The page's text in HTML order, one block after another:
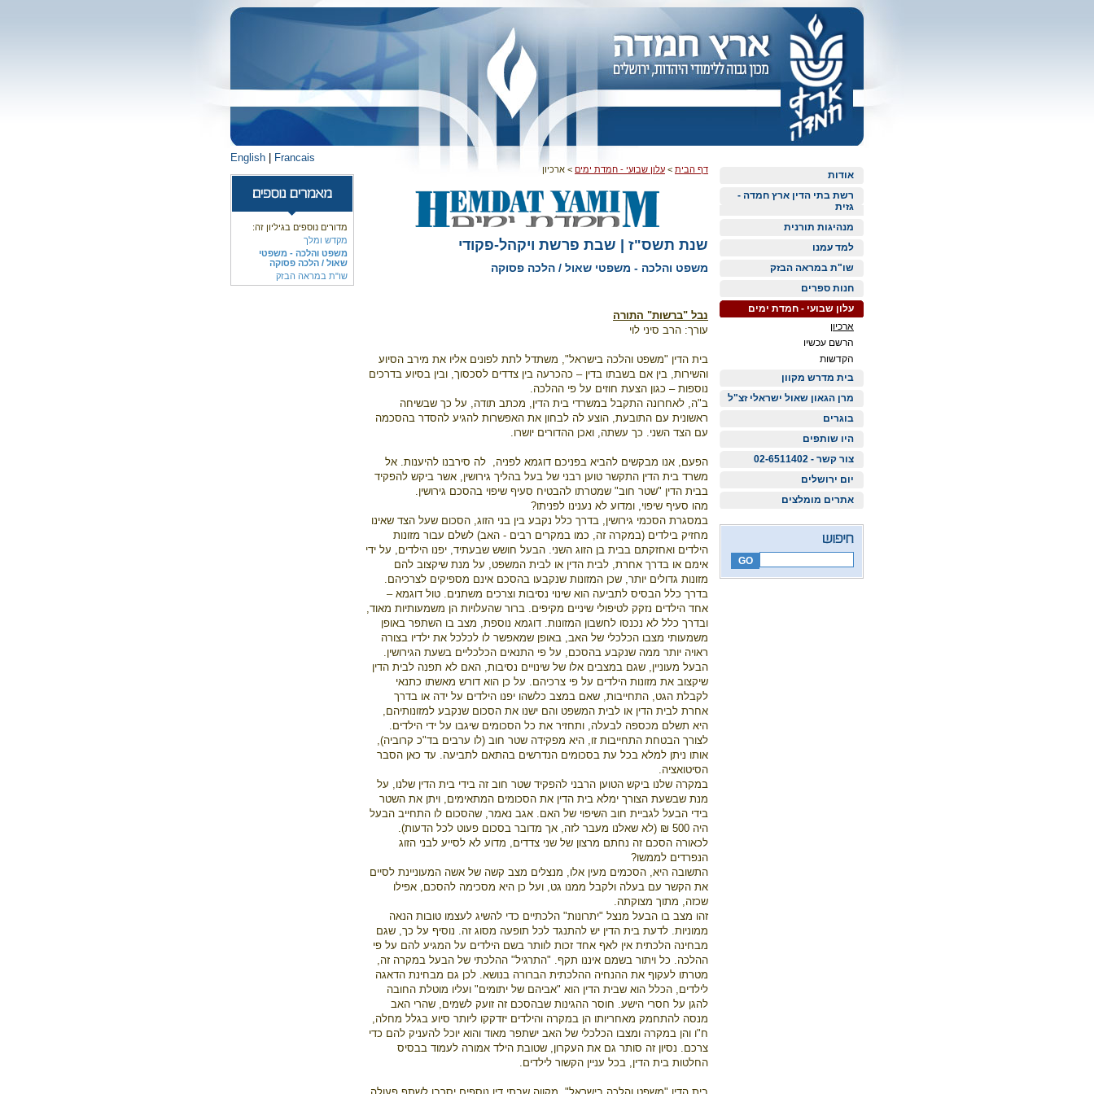
English Francais
אודות
רשת בתי הדין ארץ חמדה -
גזית
מנהיגות תורנית
למד עמנו
שו"ת במראה הבזק
חנות ספרים
עלון שבועי - חמדת ימים
ארכיון
הרשם עכשיו
הקדשות
בית מדרש מקוון
מרן הגאון שאול ישראלי זצ"ל
בוגרים
היו שותפים
צור קשר - 02-6511402
יום ירושלים
אתרים מומלצים
דף הבית > עלון שבועי - חמדת ימים > ארכיון
שנת תשס"ז | שבת פרשת ויקהל-פקודי
משפט והלכה - משפטי שאול / הלכה פסוקה
נבל "ברשות" התורה
עורך: הרב סיני לוי
בית הדין "משפט והלכה בישראל", משתדל לתת לפונים אליו את מירב הסיוע
והשירות, בין אם בשבתו בדין – כהכרעה בין צדדים לסכסוך, ובין בסיוע בדרכים
נוספות – כגון הצעת חוזים על פי ההלכה.
ב"ה, לאחרונה התקבל במשרדי בית הדין, מכתב תודה, על כך שבשיחה
ראשונית עם התובעת, הוצע לה לבחון את האפשרות להגיע להסדר בהסכמה
עם הצד השני. כך עשתה, ואכן ההדורים יושרו.
הפעם, אנו מבקשים להביא בפניכם דוגמא לפניה, לה סירבנו להיענות. אל
משרד בית הדין התקשר טוען רבני של בעל בהליך גירושין, אשר ביקש להפקיד
בבית הדין "שטר חוב" שמטרתו להבטיח סעיף שיפוי בהסכם גירושין.
מהו סעיף שיפוי, ומדוע לא נענינו לפניתו?
במסגרת הסכמי גירושין, בדרך כלל נקבע בין בני הזוג, הסכום שעל הצד שאינו
מחזיק בילדים (במקרה זה, כמו במקרים רבים - האב) לשלם עבור מזונות
הילדים ואחזקתם בבית בן הזוג השני. הבעל חושש שבעתיד, יפנו הילדים, על ידי
אימם או בדרך אחרת, לבית הדין או לבית המשפט, על מנת שיקצוב להם
מזונות גדולים יותר, שכן המזונות שנקבעו בהסכם אינם מספיקים לצרכיהם.
בדרך כלל הבסיס לתביעה הוא שינוי נסיבות וצרכים משתנים. טול דוגמא –
אחד הילדים נזקק לטיפולי שיניים מקיפים. ברור שהעלויות הן משמעותיות מאוד,
ובדרך כלל לא נכנסו לחשבון המזונות. דוגמא נוספת, מצב בו השתפר באופן
משמעותי מצבו הכלכלי של האב, באופן שמאפשר לו לכלכל את ילדיו בצורה
ראויה יותר ממה שנקבע בהסכם, על פי התנאים הכלכליים בשעת הגירושין.
הבעל מעוניין, שגם במצבים אלו של שינויים נסיבות, האם לא תפנה לבית הדין
שיקצוב את מזונות הילדים על פי צרכיהם. על כן הוא דורש מאשתו כתנאי
לקבלת הגט, התחייבות, שאם במצב כלשהו יפנו הילדים על ידה או בדרך
אחרת לבית הדין או לבית המשפט והם ישנו את הסכום שנקבע למזונותיהם,
היא תשלם מכספה לבעלה, ותחזיר את כל הסכומים שיגבו על ידי הילדים.
לצורך הבטחת התחייבות זו, היא מפקידה שטר חוב (לו ערבים בד"כ קרוביה),
אותו ניתן למלא בכל עת בסכומים הנדרשים בהתאם לתביעה. עד כאן הסבר
הסיטואציה.
במקרה שלנו ביקש הטוען הרבני להפקיד שטר חוב זה בידי בית הדין שלנו, על
מנת שבשעת הצורך ימלא בית הדין את הסכומים המתאימים, ויתן את השטר
בידי הבעל לגביית חוב השיפוי של האם. אגב נאמר, שהסכום לו התחייב הבעל
היה 500 ₪ (לא שאלנו מעבר לזה, אך מדובר בסכום פעוט לכל הדעות).
לכאורה הסכם זה נחתם מרצון של שני צדדים, מדוע לא לסייע לבני הזוג
הנפרדים לממשו?
התשובה היא, הסכמים מעין אלו, מנצלים מצב קשה של אשה המעוניינת לסיים
את הקשר עם בעלה ולקבל ממנו גט, ועל כן היא מסכימה להסכם, אפילו
שכזה, מתוך מצוקתה.
זהו מצב בו הבעל מנצל "יתרונות" הלכתיים כדי להשיג לעצמו טובות הנאה
ממוניות. לדעת בית הדין יש להתנגד לכל תופעה מסוג זה. נוסיף על כך, שגם
מבחינה הלכתית אין לאף אחד זכות לוותר בשם הילדים על המגיע להם על פי
ההלכה. כל ויתור בשמם איננו תקף. "התרגיל" ההלכתי של הבעל במקרה זה,
מטרתו לעקוף את ההנחיה ההלכתית הברורה בנושא. לכן גם מבחינת הדאגה
לילדים, הכלל הוא שבית הדין הוא "אביהם של יתומים" ועליו מוטלת החובה
להגן על חסרי הישע. חוסר ההגינות שבהסכם זה זועק לשמים, שהרי האב
מנסה להתחמק מאחריותו הן במקרה והילדים יזדקקו ליותר סיוע בגלל מחלה,
ח"ו והן במקרה ומצבו הכלכלי של האב ישתפר מאוד והוא יוכל להעניק להם כדי
צרכם. נסיון זה סותר גם את העקרון, שטובת הילד אמורה לעמוד בבסיס
החלטות בית הדין, בכל עניין הקשור לילדים.
מדורים נוספים בגיליון זה:
מקדש ומלך
משפט והלכה - משפטי
שאול / הלכה פסוקה
שו"ת במראה הבזק